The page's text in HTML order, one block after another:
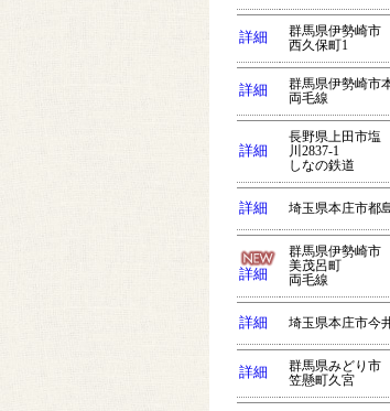
詳細
群馬県伊勢崎市
西久保町1
詳細
群馬県伊勢崎市
両毛線
詳細
長野県上田市塩
川2837-1
しなの鉄道
詳細 埼玉県本庄市都
詳細
群馬県伊勢崎市
美茂呂町
両毛線
詳細 埼玉県本庄市今
詳細
群馬県みどり市
笠懸町久宮